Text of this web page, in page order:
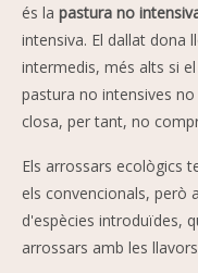
és la pastura no
intensiva. El dallat dona
intermedis, més alts si
pastura no intensives
closa, per tant, no
Els arrossars ecològics
els convencionals, però
d'espècies introduïdes,
arrossars amb les